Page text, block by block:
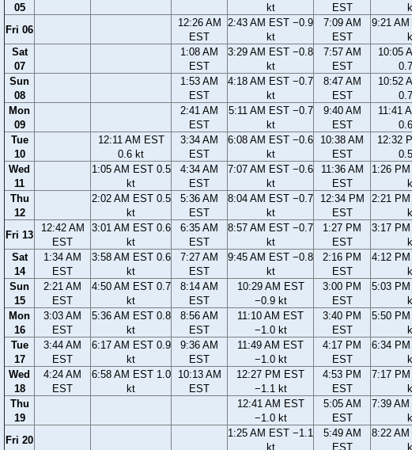
05
kt
EST
Fri 06
12:26 AM
EST
2:43 AM EST −0.9
kt
7:09 AM
EST
9:21
Sat
07
1:08 AM
EST
3:29 AM EST −0.8
kt
7:57 AM
EST
10:05
Sun
08
1:53 AM
EST
4:18 AM EST −0.7
kt
8:47 AM
EST
10:52
Mon
09
2:41 AM
EST
5:11 AM EST −0.7
kt
9:40 AM
EST
11:41
Tue
10
12:11 AM EST
0.6 kt
3:34 AM
EST
6:08 AM EST −0.6
kt
10:38 AM
EST
12:32
Wed
11
1:05 AM EST 0.5
kt
4:34 AM
EST
7:07 AM EST −0.6
kt
11:36 AM
EST
1:26
Thu
12
2:02 AM EST 0.5
kt
5:36 AM
EST
8:04 AM EST −0.7
kt
12:34 PM
EST
2:21
Fri 13
12:42 AM
EST
3:01 AM EST 0.6
kt
6:35 AM
EST
8:57 AM EST −0.7
kt
1:27 PM
EST
3:17
Sat
14
1:34 AM
EST
3:58 AM EST 0.6
kt
7:27 AM
EST
9:45 AM EST −0.8
kt
2:16 PM
EST
4:12
Sun
15
2:21 AM
EST
4:50 AM EST 0.7
kt
8:14 AM
EST
10:29 AM EST
−0.9 kt
3:00 PM
EST
5:03
Mon
16
3:03 AM
EST
5:36 AM EST 0.8
kt
8:56 AM
EST
11:10 AM EST
−1.0 kt
3:40 PM
EST
5:50
Tue
17
3:44 AM
EST
6:17 AM EST 0.9
kt
9:36 AM
EST
11:49 AM EST
−1.0 kt
4:17 PM
EST
6:34
Wed
18
4:24 AM
EST
6:58 AM EST 1.0
kt
10:13 AM
EST
12:27 PM EST
−1.1 kt
4:53 PM
EST
7:17
Thu
19
12:41 AM EST
−1.0 kt
5:05 AM
EST
7:39
Fri 20
1:25 AM EST −1.1
kt
5:49 AM
EST
8:22